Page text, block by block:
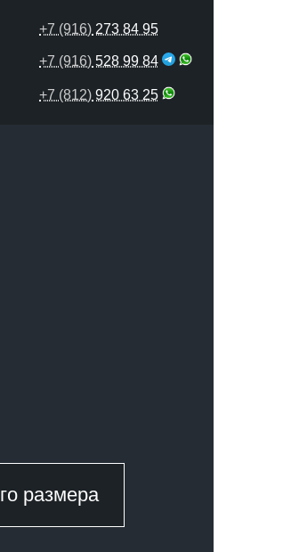
+7 (916) 273 84 95
+7 (916) 528 99 84
+7 (812) 920 63 25
размера